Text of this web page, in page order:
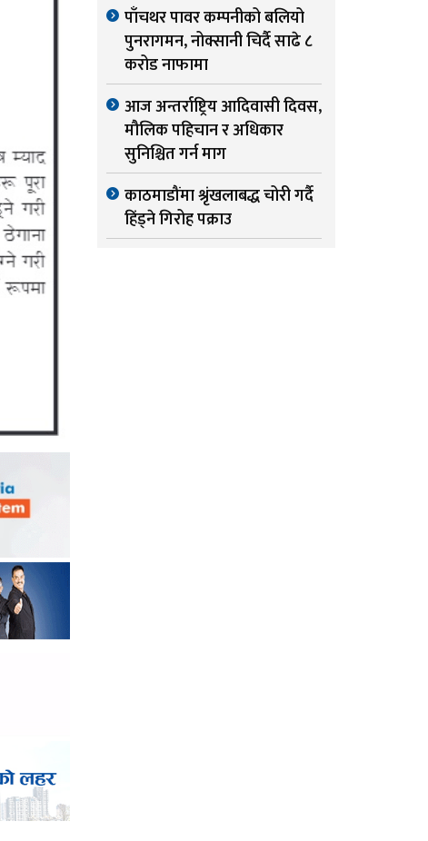
पाँचथर पावर कम्पनीको बलियो
पुनरागमन, नोक्सानी चिर्दै साढे ८
करोड नाफामा
आज अन्तर्राष्ट्रिय आदिवासी दिवस,
मौलिक पहिचान र अधिकार
सुनिश्चित गर्न माग
काठमाडौंमा श्रृंखलाबद्ध चोरी गर्दै
हिंड्ने गिरोह पक्राउ